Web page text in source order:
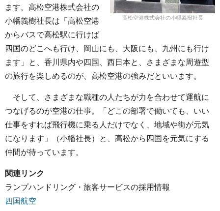
高松空港株式会社の小幡義樹社長
ます。高松空港株式会社の
小幡義樹社長は「高松空港
からバスで高松駅に行けば
四国のどこへも行け、岡山にも、大阪にも、九州にも行け
ます」と、香川県内や四国、西日本と、さまざまな周遊型
の旅行を楽しめるのが、高松空港の強みだといいます。
そして、さまざまな職種の人たちが力を合わせて運航に
つなげるのが空港の仕事。「どこの部署で働いても、いい
仕事をすれば飛行機に乗る人だけでなく、地域や街が元気
になります」（小幡社長）と、高松から四国を元気にする
仲間が待っています。
関連リンク
ランプハンドリング・旅客サービスの採用情報
四国航空